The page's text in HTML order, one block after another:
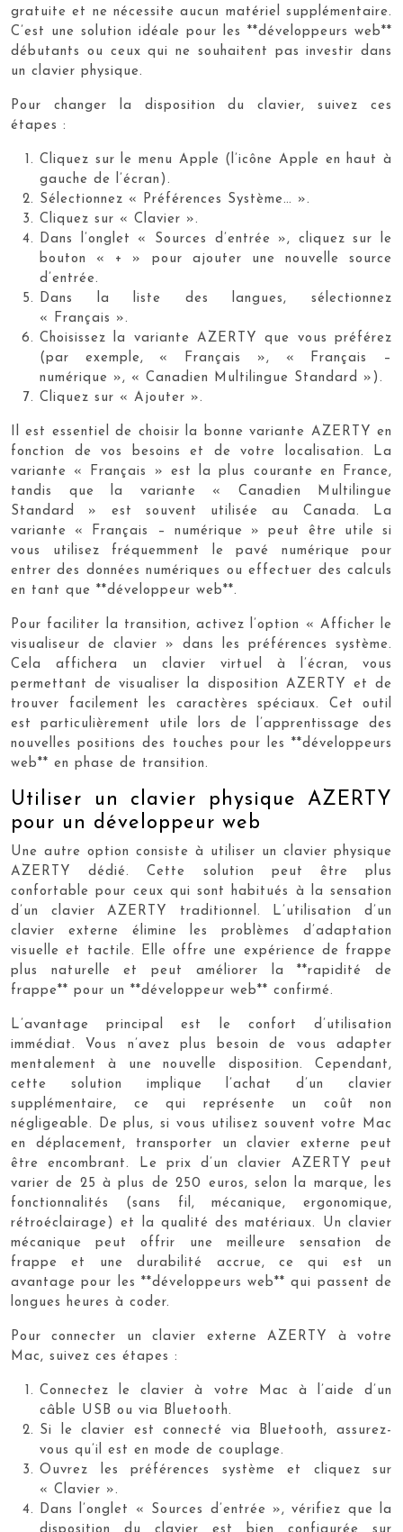
gratuite et ne nécessite aucun matériel supplémentaire.
C’est une solution idéale pour les **développeurs web**
débutants ou ceux qui ne souhaitent pas investir dans
un clavier physique.
Pour changer la disposition du clavier, suivez ces
étapes :
Cliquez sur le menu Apple (l’icône Apple en haut à
gauche de l’écran).
Sélectionnez « Préférences Système… ».
Cliquez sur « Clavier ».
Dans l’onglet « Sources d’entrée », cliquez sur le
bouton « + » pour ajouter une nouvelle source
d’entrée.
Dans la liste des langues, sélectionnez
« Français ».
Choisissez la variante AZERTY que vous préférez
(par exemple, « Français », « Français –
numérique », « Canadien Multilingue Standard »).
Cliquez sur « Ajouter ».
Il est essentiel de choisir la bonne variante AZERTY en
fonction de vos besoins et de votre localisation. La
variante « Français » est la plus courante en France,
tandis que la variante « Canadien Multilingue
Standard » est souvent utilisée au Canada. La
variante « Français – numérique » peut être utile si
vous utilisez fréquemment le pavé numérique pour
entrer des données numériques ou effectuer des calculs
en tant que **développeur web**.
Pour faciliter la transition, activez l’option « Afficher le
visualiseur de clavier » dans les préférences système.
Cela affichera un clavier virtuel à l’écran, vous
permettant de visualiser la disposition AZERTY et de
trouver facilement les caractères spéciaux. Cet outil
est particulièrement utile lors de l’apprentissage des
nouvelles positions des touches pour les **développeurs
web** en phase de transition.
Utiliser un clavier physique AZERTY
pour un développeur web
Une autre option consiste à utiliser un clavier physique
AZERTY dédié. Cette solution peut être plus
confortable pour ceux qui sont habitués à la sensation
d’un clavier AZERTY traditionnel. L’utilisation d’un
clavier externe élimine les problèmes d’adaptation
visuelle et tactile. Elle offre une expérience de frappe
plus naturelle et peut améliorer la **rapidité de
frappe** pour un **développeur web** confirmé.
L’avantage principal est le confort d’utilisation
immédiat. Vous n’avez plus besoin de vous adapter
mentalement à une nouvelle disposition. Cependant,
cette solution implique l’achat d’un clavier
supplémentaire, ce qui représente un coût non
négligeable. De plus, si vous utilisez souvent votre Mac
en déplacement, transporter un clavier externe peut
être encombrant. Le prix d’un clavier AZERTY peut
varier de 25 à plus de 250 euros, selon la marque, les
fonctionnalités (sans fil, mécanique, ergonomique,
rétroéclairage) et la qualité des matériaux. Un clavier
mécanique peut offrir une meilleure sensation de
frappe et une durabilité accrue, ce qui est un
avantage pour les **développeurs web** qui passent de
longues heures à coder.
Pour connecter un clavier externe AZERTY à votre
Mac, suivez ces étapes :
Connectez le clavier à votre Mac à l’aide d’un
câble USB ou via Bluetooth.
Si le clavier est connecté via Bluetooth, assurez-
vous qu’il est en mode de couplage.
Ouvrez les préférences système et cliquez sur
« Clavier ».
Dans l’onglet « Sources d’entrée », vérifiez que la